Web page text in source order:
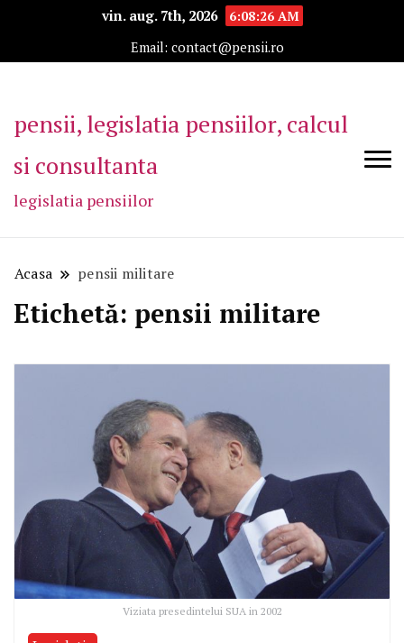
vin. aug. 7th, 2026
6:08:27 AM
Email: contact@pensii.ro
pensii, legislatia pensiilor, calcul
si consultanta
legislatia pensiilor
Acasa pensii militare
Etichetă: pensii militare
Viziata presedintelui SUA in 2002